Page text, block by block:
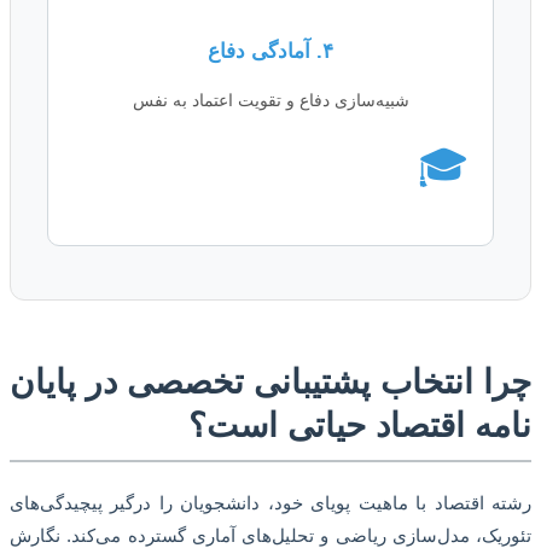
شبیه‌سازی دفاع و تقویت اعتماد به نفس
🎓
انتخاب پشتیبانی تخصصی در پایان
اقتصاد حیاتی است؟
اقتصاد با ماهیت پویای خود، دانشجویان را درگیر پیچیدگی‌های
مدل‌سازی ریاضی و تحلیل‌های آماری گسترده می‌کند. نگارش